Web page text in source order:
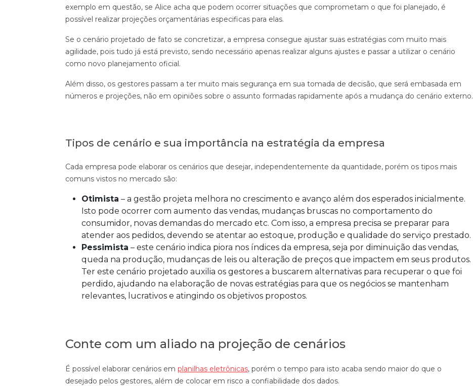
exemplo em questão, se Alice acha que podem ocorrer situações que comprometam o que foi planejado, é
possível realizar projeções orçamentárias especificas para elas.
Se o cenário projetado de fato se concretizar, a empresa consegue ajustar suas estratégias com muito mais
agilidade, pois tudo já está previsto, sendo necessário apenas realizar alguns ajustes e passar a utilizar o cenário
como novo planejamento oficial.
Além disso, os gestores passam a ter muito mais segurança em sua tomada de decisão, que será embasada em
números e projeções, não em opiniões sobre o assunto formadas rapidamente após a mudança do cenário externo.
Tipos de cenário e sua importância na estratégia da empresa
Cada empresa pode elaborar os cenários que desejar, independentemente da quantidade, porém os tipos mais
comuns vistos no mercado são:
Otimista – a gestão projeta melhora no crescimento e avanço além dos esperados inicialmente.
Isto pode ocorrer com aumento das vendas, mudanças bruscas no comportamento do
consumidor, novas demandas do mercado etc. Com isso, a empresa precisa se preparar para
atender aos pedidos, devendo se atentar ao estoque, produção e qualidade do serviço prestado.
Pessimista – este cenário indica piora nos índices da empresa, seja por diminuição das vendas,
queda na produção, mudanças de leis ou alteração de preços que impactem em seus produtos.
Ter este cenário projetado auxilia os gestores a buscarem alternativas para recuperar o que foi
perdido, ajudando na elaboração de novas estratégias para que os negócios se mantenham
relevantes, lucrativos e atingindo os objetivos propostos.
Conte com um aliado na projeção de cenários
É possível elaborar cenários em planilhas eletrônicas, porém o tempo para isto acaba sendo maior do que o
desejado pelos gestores, além de colocar em risco a confiabilidade dos dados.